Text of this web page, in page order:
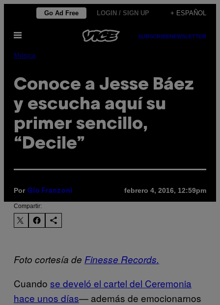
contenido
Go Ad Free LOGIN / SIGN UP + ESPAÑOL
Abrir
SUBSCRIBENEWSLETTER
Música
Conoce a Jesse Báez
y escucha aquí su
primer sencillo,
“Decile”
Por Gio Franzoni febrero 4, 2016, 12:59pm
Compartir:
Foto cortesía de Finesse Records.
Cuando se develó el cartel del Ceremonia
hace unos días— además de emocionarnos